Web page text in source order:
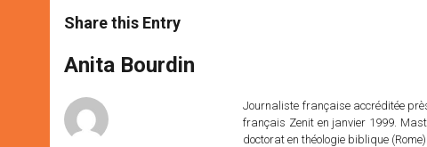
t
s
p
p
s
e
g
e
e
b
o
k
r
Share this Entry
Anita Bourdin
Journaliste française accréditée
français Zenit en janvier 1999.
doctorat en théologie biblique